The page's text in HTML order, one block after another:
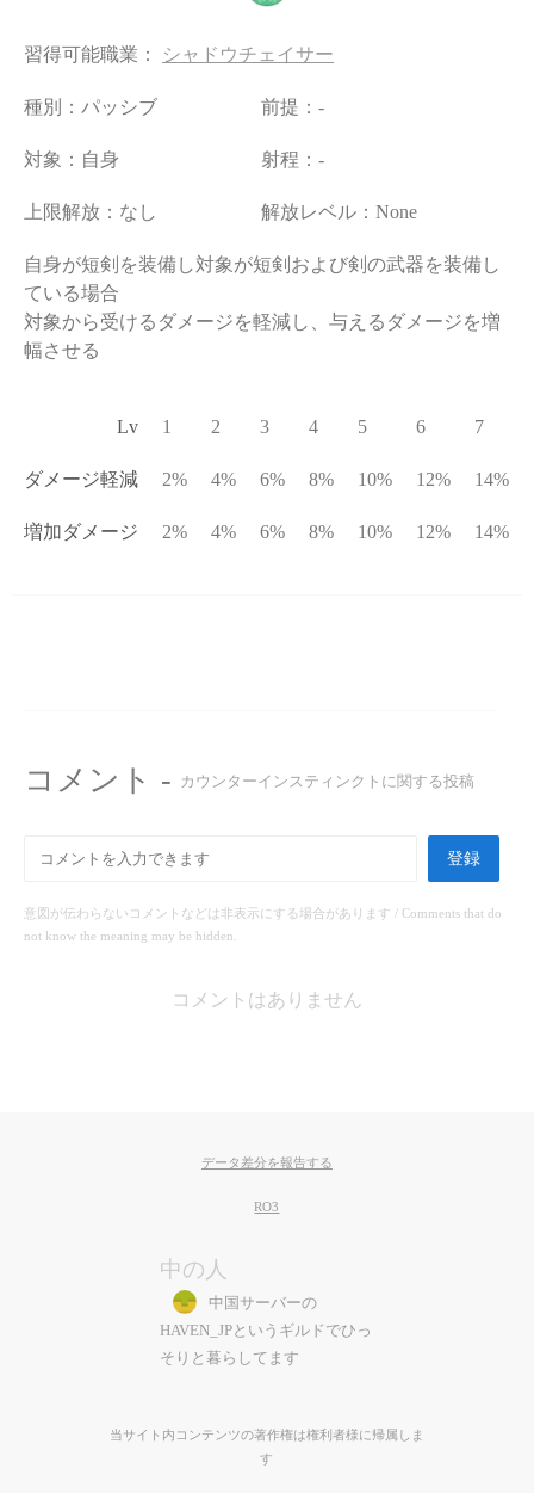
習得可能職業： シャドウチェイサー
種別：パッシブ 前提：-
対象：自身 射程：-
上限解放：なし 解放レベル：None
自身が短剣を装備し対象が短剣および剣の武器を装備し
ている場合
対象から受けるダメージを軽減し、与えるダメージを増
幅させる
Lv 1 2 3 4 5 6 7
ダメージ軽減 2% 4% 6% 8% 10% 12% 14%
増加ダメージ 2% 4% 6% 8% 10% 12% 14%
コメント - カウンターインスティンクトに関する投稿
登録
意図が伝わらないコメントなどは非表示にする場合があります / Comments that do
not know the meaning may be hidden.
コメントはありません
データ差分を報告する
RO3
中の人
中国サーバーの
HAVEN_JPというギルドでひっ
そりと暮らしてます
当サイト内コンテンツの著作権は権利者様に帰属しま
す